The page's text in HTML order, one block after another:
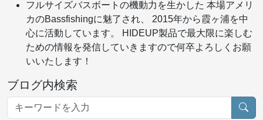
フルサイズバスボートの機動力を生かした 本場アメリ
カのBassfishingに魅了され、 2015年から霞ヶ浦を中
心に活動しています。 HIDEUP製品で最大限に楽しむ
ための情報を発信していきますので何卒よろしくお願
いいたします！
ブログ内検索